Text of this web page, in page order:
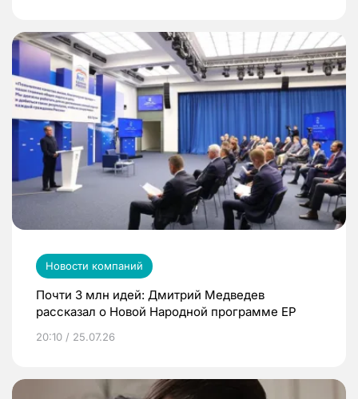
Новости компаний
Почти 3 млн идей: Дмитрий Медведев
рассказал о Новой Народной программе ЕР
20:10 / 25.07.26